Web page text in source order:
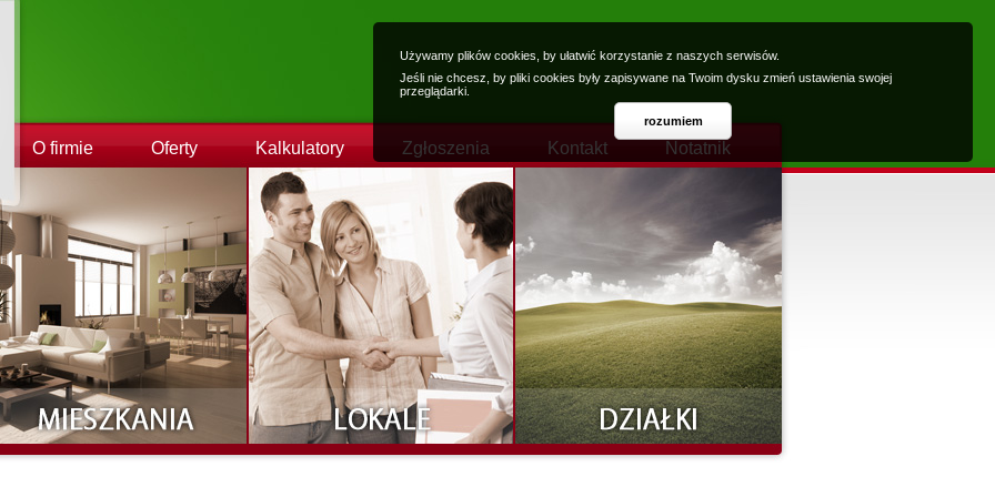
O firmie Oferty Kalkulatory Zgłoszenia Kontakt Notatnik
Używamy plików cookies, by ułatwić korzystanie z naszych serwisów.
Jeśli nie chcesz, by pliki cookies były zapisywane na Twoim dysku zmień ustawienia swojej
przeglądarki.
rozumiem